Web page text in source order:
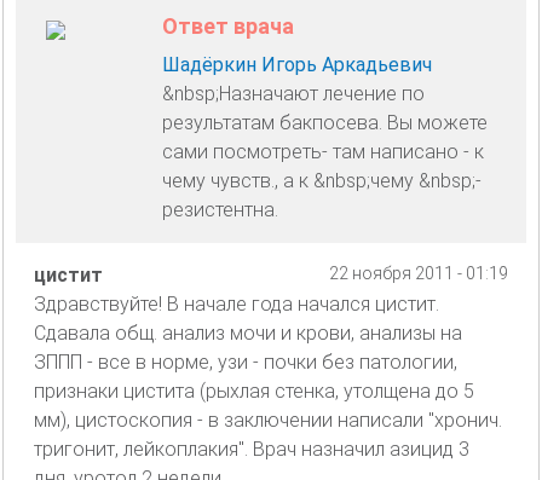
Ответ врача
Шадёркин Игорь Аркадьевич
&nbsp;Назначают лечение по
результатам бакпосева. Вы можете
сами посмотреть- там написано - к
чему чувств., а к &nbsp;чему &nbsp;-
резистентна.
22 ноября 2011 - 01:19
цистит
Здравствуйте! В начале года начался цистит.
Сдавала общ. анализ мочи и крови, анализы на
ЗППП - все в норме, узи - почки без патологии,
признаки цистита (рыхлая стенка, утолщена до 5
мм), цистоскопия - в заключении написали "хронич.
тригонит, лейкоплакия". Врач назначил азицид 3